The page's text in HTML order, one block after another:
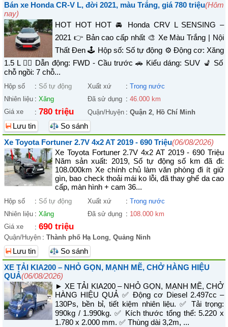
Bán xe Honda CR-V L, đời 2021, màu Trắng, giá 780 triệu(Hôm
nay)
HOT HOT HOT 🚘 Honda CRV L SENSING –
2021 👉 Bản cao cấp nhất 🎨 Xe Màu Trắng | Nội
Thất Đen 🕹️ Hộp số: Số tự động ⚙️ Động cơ: Xăng
1.5 L 🚴‍♀️ Dẫn động: FWD - Cầu trước 🚗 Kiểu dáng: SUV 💺 Số
chỗ ngồi: 7 chỗ...
Hộp số : Số tự động Xuất xứ : Trong nước
Nhiên liệu : Xăng Đã sử dụng : 46.000 km
Giá xe
: 780 triệu Quận/Huyện : Quận 2, Hồ Chí Minh
Lưu tin
So sánh
Xe Toyota Fortuner 2.7V 4x2 AT 2019 - 690 Triệu(06/08/2026)
Xe Toyota Fortuner 2.7V 4x2 AT 2019 - 690 Triệu
Năm sản xuất: 2019, Số tự động số km đã đi:
108.000km Xe chính chủ làm văn phòng đi ít giữ
gìn, bao check thoải mái ko lỗi, đã thay ghế da cao
cấp, màn hình + cam 36...
Hộp số : Số tự động Xuất xứ : Trong nước
Nhiên liệu : Xăng Đã sử dụng : 108.000 km
Giá xe
: 690 triệu
Quận/Huyện : Thành phố Hạ Long, Quảng Ninh
Lưu tin
So sánh
XE TẢI KIA200 – NHỎ GỌN, MẠNH MẼ, CHỞ HÀNG HIỆU
QUẢ(06/08/2026)
► XE TẢI KIA200 – NHỎ GỌN, MẠNH MẼ, CHỞ
HÀNG HIỆU QUẢ ✅ Động cơ Diesel 2.497cc –
130Ps, bền bỉ, tiết kiệm nhiên liệu. ✅ Tải trọng:
990kg / 1.990kg. ✅ Kích thước tổng thể: 5.220 x
1.780 x 2.000 mm. ✅ Thùng dài 3,2m, ...